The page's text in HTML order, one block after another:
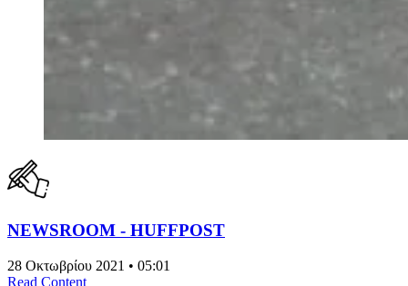
NEWSROOM - HUFFPOST
28 Οκτωβρίου 2021 • 05:01
Read Content